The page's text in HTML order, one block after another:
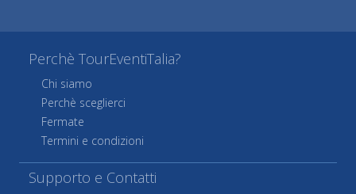
Perchè TourEventiTalia?
Chi siamo
Perchè sceglierci
Fermate
Termini e condizioni
Supporto e Contatti